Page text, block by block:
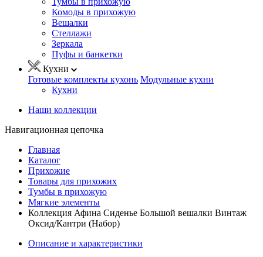
Комоды в прихожую
Вешалки
Стеллажи
Зеркала
Пуфы и банкетки
Кухни
Готовые комплекты кухонь Модульные кухни
Кухни
Наши коллекции
Навигационная цепочка
Главная
Каталог
Прихожие
Товары для прихожих
Тумбы в прихожую
Мягкие элементы
Коллекция Афина Сиденье Большой вешалки Винтаж
Оксид/Кантри (Набор)
Описание и характеристики